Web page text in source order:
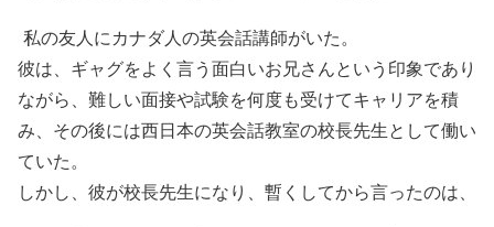
私の友人にカナダ人の英会話講師がいた。
彼は、ギャグをよく言う面白いお兄さんという印象であり
ながら、難しい面接や試験を何度も受けてキャリアを積
み、その後には西日本の英会話教室の校長先生として働い
ていた。
しかし、彼が校長先生になり、暫くしてから言ったのは、